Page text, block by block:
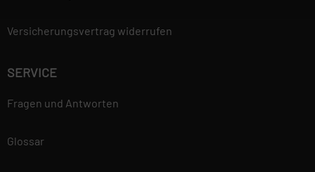
Versicherungsvertrag widerrufen
SERVICE
Fragen und Antworten
Glossar